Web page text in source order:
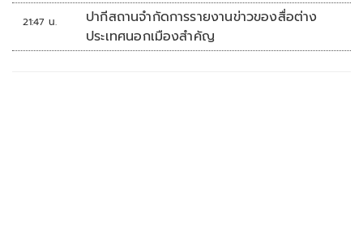
21:47 น.
ปากีสถานจำกัดการรายงานข่าวของสื่อต่าง
ประเทศนอกเมืองสำคัญ